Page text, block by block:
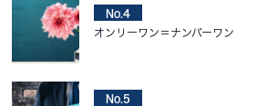
No.4
オンリーワン＝ナンバーワン
No.5